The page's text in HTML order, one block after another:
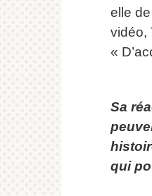
elle
vidéo,
«
Sa
qui